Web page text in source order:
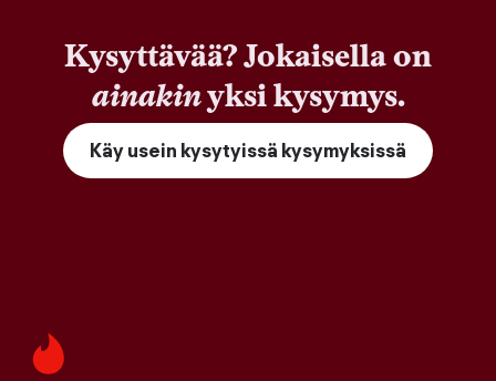
Kysyttävää? Jokaisella on
ainakinyksi kysymys.
Käy usein kysytyissä kysymyksissä